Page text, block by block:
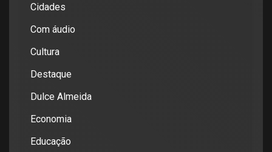
Cidades
Com áudio
Cultura
Destaque
Dulce Almeida
Economia
Educação